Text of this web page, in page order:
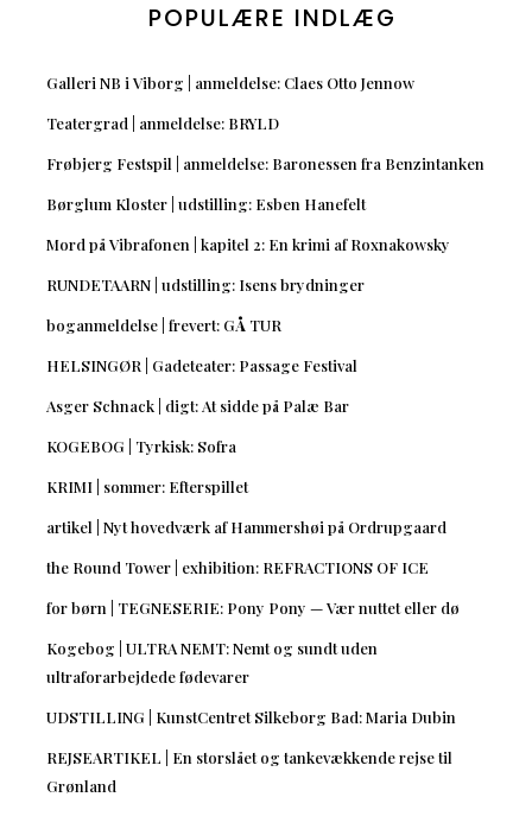
POPULÆRE INDLÆG
Galleri NB i Viborg | anmeldelse: Claes Otto Jennow
Teatergrad | anmeldelse: BRYLD
Frøbjerg Festspil | anmeldelse: Baronessen fra Benzintanken
Børglum Kloster | udstilling: Esben Hanefelt
Mord på Vibrafonen | kapitel 2: En krimi af Roxnakowsky
RUNDETAARN | udstilling: Isens brydninger
boganmeldelse | frevert: GÅ TUR
HELSINGØR | Gadeteater: Passage Festival
Asger Schnack | digt: At sidde på Palæ Bar
KOGEBOG | Tyrkisk: Sofra
KRIMI | sommer: Efterspillet
artikel | Nyt hovedværk af Hammershøi på Ordrupgaard
the Round Tower | exhibition: REFRACTIONS OF ICE
for børn | TEGNESERIE: Pony Pony — Vær nuttet eller dø
Kogebog | ULTRA NEMT: Nemt og sundt uden
ultraforarbejdede fødevarer
UDSTILLING | KunstCentret Silkeborg Bad: Maria Dubin
REJSEARTIKEL | En storslået og tankevækkende rejse til
Grønland